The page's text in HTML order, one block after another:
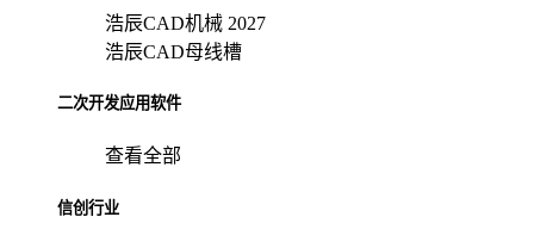
浩辰CAD机械 2027
浩辰CAD母线槽
二次开发应用软件
查看全部
信创行业